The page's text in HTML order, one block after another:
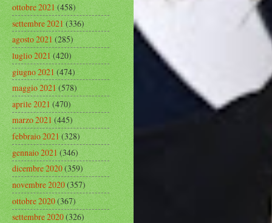
ottobre 2021(458)
settembre 2021(336)
agosto 2021(285)
luglio 2021(420)
giugno 2021(474)
maggio 2021(578)
aprile 2021(470)
marzo 2021(445)
febbraio 2021(328)
gennaio 2021(346)
dicembre 2020(359)
novembre 2020(357)
ottobre 2020(367)
settembre 2020(326)